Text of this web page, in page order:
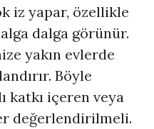
iz yapar, özellikle
dalga görünür.
yakın evlerde
Böyle
katkı içeren veya
değerlendirilmeli.